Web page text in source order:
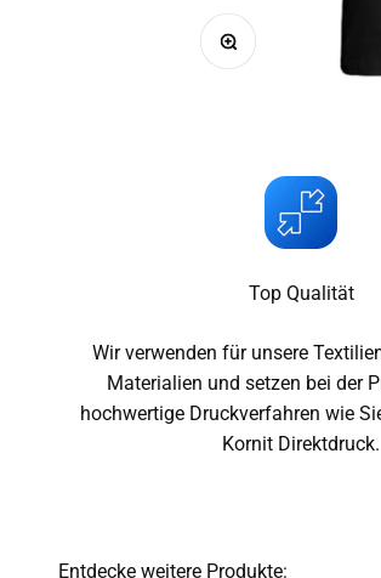
Bild vergrößern
Top Qualität
Wir verwenden für unsere
Materialien und setzen bei der
hochwertige Druckverfahren wie
Kornit Direktdruck.